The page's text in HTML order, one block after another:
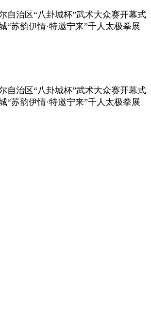
自治区“八卦城杯”武术大众赛开幕式
“苏韵伊情·特邀宁来”千人太极拳展
自治区“八卦城杯”武术大众赛开幕式
“苏韵伊情·特邀宁来”千人太极拳展